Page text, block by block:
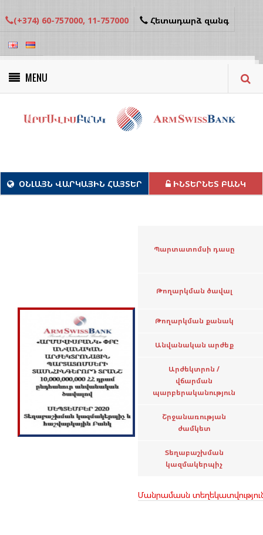
(+374) 60-757000, 11-757000 Հետադարձ զանգ
MENU
ՕՆԼԱՅՆ ՎԱՐԿԱՅԻՆ ՀԱՅՏԵՐ ԻՆՏԵՐՆԵՏ ԲԱՆԿ
Պարտատոմսի դասը
Թողարկման ծավալ
Թողարկման քանակ
Անվանական արժեք
Արժեկտրոն /
վճարման
պարբերականություն
Շրջանառության
ժամկետ
Տեղաբաշխման
կազմակերպիչ
Մանրամասն